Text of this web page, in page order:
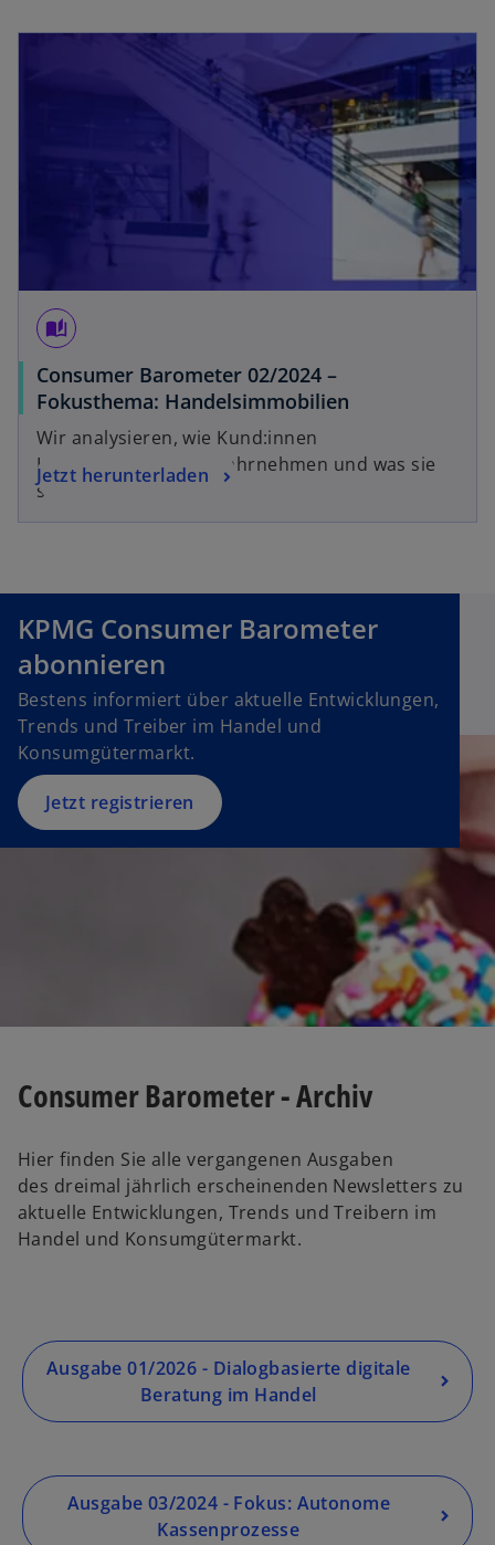
auto_stories
Consumer Barometer 02/2024 –
Fokusthema: Handelsimmobilien
n
e
t
Wir analysieren, wie Kund:innen
Handelsimmobilien wahrnehmen und was sie
sich wünschen.
Jetzt herunterladen
o
p
e
n
a
e
w
t
b
opens in a new tab
KPMG Consumer Barometer
abonnieren
Bestens informiert über aktuelle Entwicklungen,
Trends und Treiber im Handel und
Konsumgütermarkt.
Jetzt registrieren
Consumer Barometer - Archiv
Hier finden Sie alle vergangenen Ausgaben
des dreimal jährlich erscheinenden Newsletters zu
aktuelle Entwicklungen, Trends und Treibern im
Handel und Konsumgütermarkt.
Ausgabe 01/2026 - Dialogbasierte digitale
Beratung im Handel
Ausgabe 03/2024 - Fokus: Autonome
Kassenprozesse